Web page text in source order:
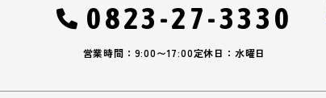
0823-27-3330
営業時間：9:00〜17:00定休日：水曜日